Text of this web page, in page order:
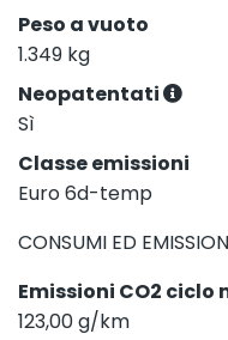
Peso a vuoto
1.349 kg
Neopatentati
Sì
Classe emissioni
Euro 6d-temp
CONSUMI ED
Emissioni CO2 ciclo
123,00 g/km